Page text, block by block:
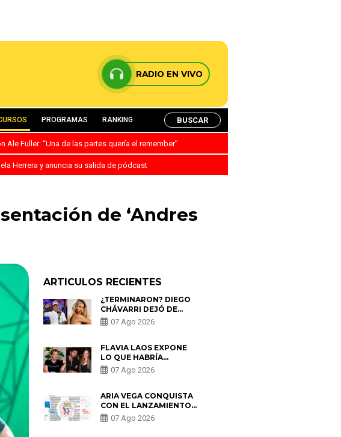
RADIO EN VIVO
PROGRAMAS RANKING BUSCAR
Fuller: “Una de las partes quería el remember”
Herrera y anuncia su salida de pódcast
de ‘Andres
ARTICULOS RECIENTES
¿TERMINARON? DIEGO
CHÁVARRI DEJÓ DE
SEGUIR A GABRIELA
HERRERA Y ANUNCIA SU
07 Ago 2026
FLAVIA LAOS EXPONE
LO QUE HABRÍA
BUSCADO PABLO
HEREDIA CON ALE
PARTES QUERÍA EL
REMEMBER”
07 Ago 2026
ARIA VEGA CONQUISTA
CON EL LANZAMIENTO
DE “TOTOTO (+4)”
07 Ago 2026